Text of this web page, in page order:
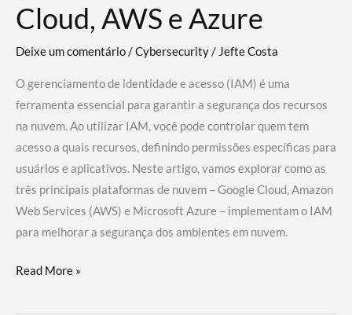
Cloud, AWS e Azure
Deixe um comentário/Cybersecurity/ Jefte Costa
O gerenciamento de identidade e acesso (IAM) é uma
ferramenta essencial para garantir a segurança dos recursos
na nuvem. Ao utilizar IAM, você pode controlar quem tem
acesso a quais recursos, definindo permissões específicas para
usuários e aplicativos. Neste artigo, vamos explorar como as
três principais plataformas de nuvem – Google Cloud, Amazon
Web Services (AWS) e Microsoft Azure – implementam o IAM
para melhorar a segurança dos ambientes em nuvem.
Gerenciamento
Read More »